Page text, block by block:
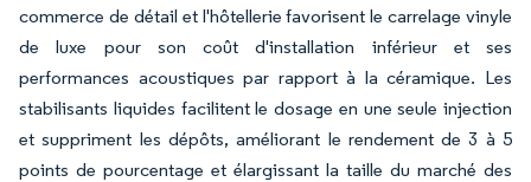
commerce de détail et l'hôtellerie favorisent le carrelage vinyle
de luxe pour son coût d'installation inférieur et ses
performances acoustiques par rapport à la céramique. Les
stabilisants liquides facilitent le dosage en une seule injection
et suppriment les dépôts, améliorant le rendement de 3 à 5
points de pourcentage et élargissant la taille du marché des